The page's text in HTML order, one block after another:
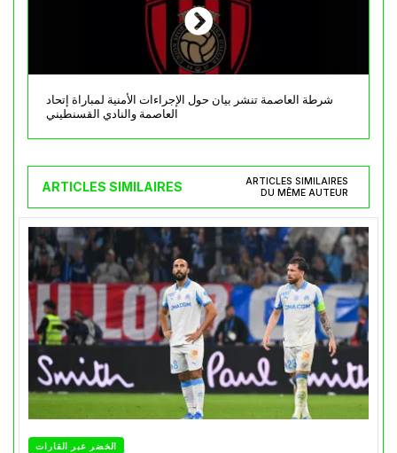
شرطة العاصمة تنشر بيان حول الإجراءات الأمنية لمباراة إتحاد
العاصمة والنادي القسنطيني
ARTICLES SIMILAIRES
ARTICLES SIMILAIRES
DU MÊME AUTEUR
الخضر عبر القارات